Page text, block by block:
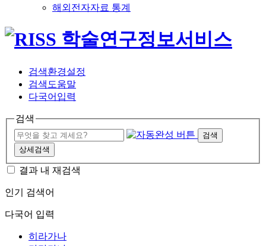
해외전자자료 통계
검색환경설정
검색도움말
다국어입력
검색
검색
상세검색
결과 내 재검색
인기 검색어
다국어 입력
히라가나